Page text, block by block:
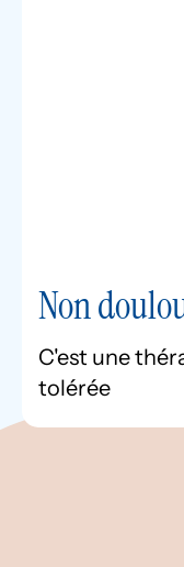
Non
C'est une
tolérée